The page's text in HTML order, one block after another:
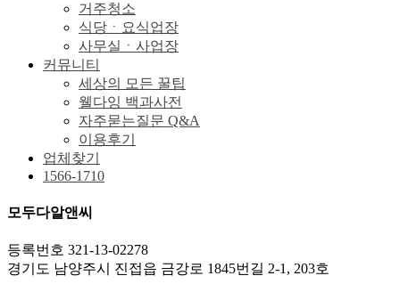
거주청소
식당ㆍ요식업장
사무실ㆍ사업장
커뮤니티
세상의 모든 꿀팁
웰다잉 백과사전
자주묻는질문 Q&A
이용후기
업체찾기
1566-1710
모두다알앤씨
등록번호 321-13-02278
경기도 남양주시 진접읍 금강로 1845번길 2-1, 203호